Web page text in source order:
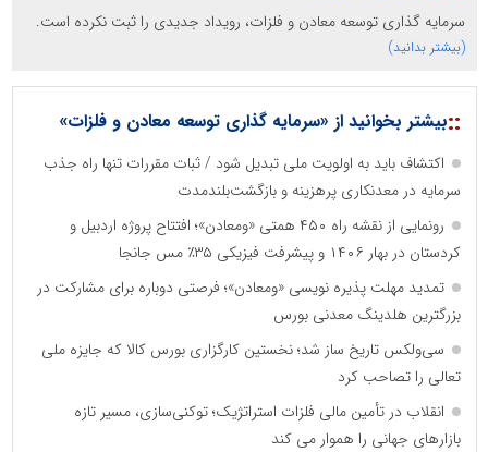
سرمایه گذاری توسعه معادن و فلزات، رویداد جدیدی را ثبت نکرده است.
(بیشتر بدانید)
::بیشتر بخوانید از «سرمایه گذاری توسعه معادن و فلزات»
اکتشاف باید به اولویت ملی تبدیل شود / ثبات مقررات تنها راه جذب
سرمایه در معدنکاری پرهزینه و بازگشت‌بلندمدت
رونمایی از نقشه راه ۴۵۰ همتی «ومعادن»؛ افتتاح پروژه اردبیل و
کردستان در بهار ۱۴۰۶ و پیشرفت فیزیکی ۳۵٪ مس جانجا
تمدید مهلت پذیره نویسی «ومعادن»؛ فرصتی دوباره برای مشارکت در
بزرگترین هلدینگ معدنی بورس
سی‌ولکس تاریخ ساز شد؛ نخستین کارگزاری بورس کالا که جایزه ملی
تعالی را تصاحب کرد
انقلاب در تأمین مالی فلزات استراتژیک؛ توکنی‌سازی، مسیر تازه
بازارهای جهانی را هموار می کند